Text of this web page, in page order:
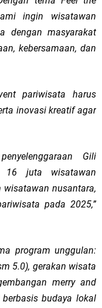
ingin wisatawan
dengan masyarakat
kebersamaan, dan
pariwisata harus
inovasi kreatif agar
Gili
16 juta wisatawan
wisatawan nusantara,
pada 2025,”
program unggulan:
5.0), gerakan wisata
merry and
budaya lokal